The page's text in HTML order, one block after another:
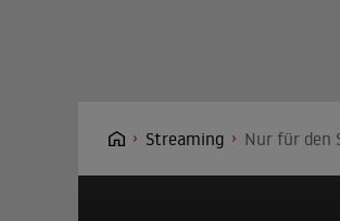
Streaming Nur für den